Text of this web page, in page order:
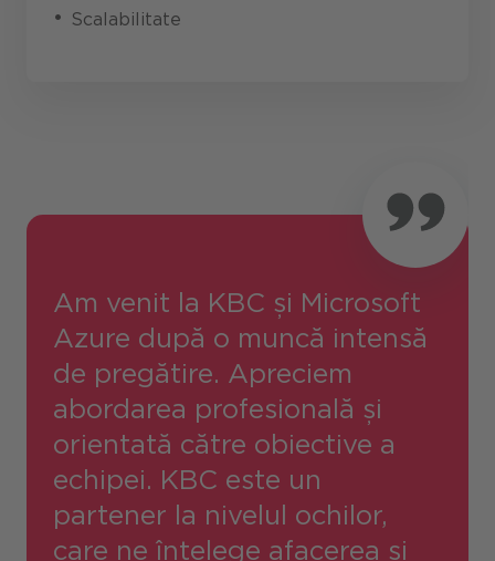
Scalabilitate
Am venit la KBC și Microsoft
Azure după o muncă intensă
de pregătire. Apreciem
abordarea profesională și
orientată către obiective a
echipei. KBC este un
partener la nivelul ochilor,
care ne înțelege afacerea și